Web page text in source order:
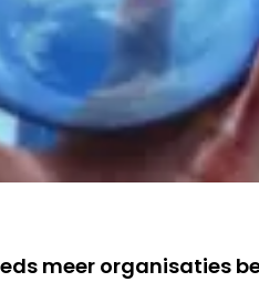
meer organisaties